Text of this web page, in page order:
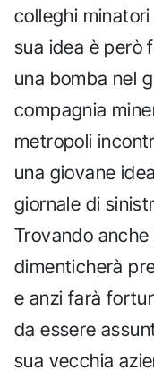
colleghi
sua idea è però
una bomba nel
compagnia
metropoli
una giovane
giornale di
Trovando
dimenticherà
e anzi farà
da essere
sua vecchia